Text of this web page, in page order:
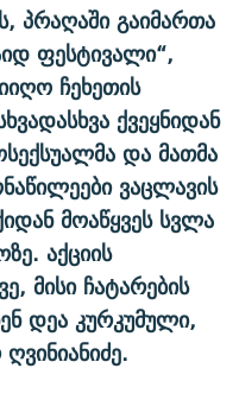
პრაღაში გაიმართა
ფესტივალი“,
ჩეხეთის
ქვეყნიდან
და მათმა
ვაცლავის
მოაწყვეს სვლა
აქციის
მისი ჩატარების
დეა კურკუმული,